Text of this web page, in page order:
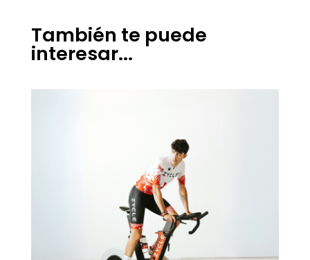
También te puede
interesar...